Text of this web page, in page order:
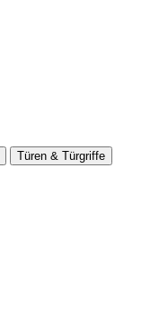
Türen & Türgriffe